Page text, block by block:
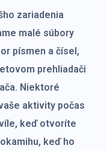
zariadenia
malé súbory
písmen a čísel,
prehliadači
Niektoré
aktivity počas
keď otvoríte
keď ho